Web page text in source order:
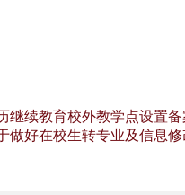
继续教育校外教学点设置
做好在校生转专业及信息